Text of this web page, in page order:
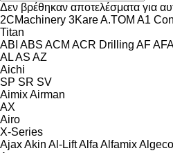
Δεν βρέθηκαν αποτελέσματα για
2CMachinery 3KareA.TOM A1
Titan
ABI ABS ACM ACR Drilling AFAFA
ALAS AZ
Aichi
SP SR SV
AimixAirman
AX
Airo
X-Series
AjaxAkin Al-LiftAlfa AlfamixAlgeco